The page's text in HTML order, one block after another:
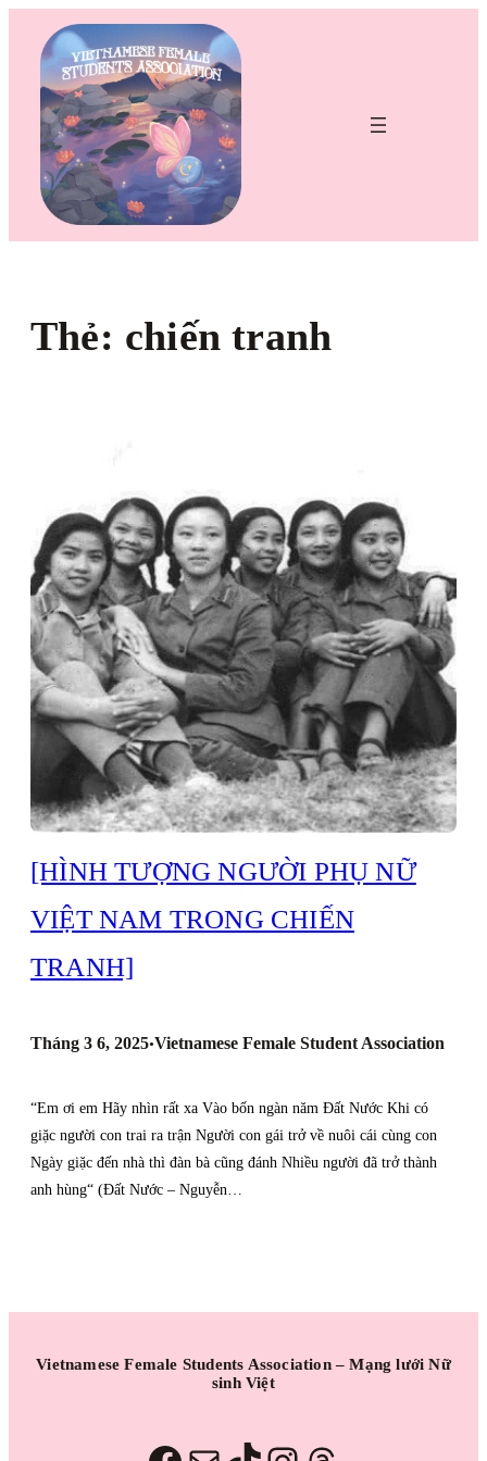
Thẻ: chiến tranh
[HÌNH TƯỢNG NGƯỜI PHỤ NỮ
VIỆT NAM TRONG CHIẾN
TRANH]
Tháng 3 6, 2025•Vietnamese Female Student Association
“Em ơi em Hãy nhìn rất xa Vào bốn ngàn năm Đất Nước Khi có
giặc người con trai ra trận Người con gái trở về nuôi cái cùng con
Ngày giặc đến nhà thì đàn bà cũng đánh Nhiều người đã trở thành
anh hùng“ (Đất Nước – Nguyễn…
Vietnamese Female Students Association – Mạng lưới Nữ
sinh Việt